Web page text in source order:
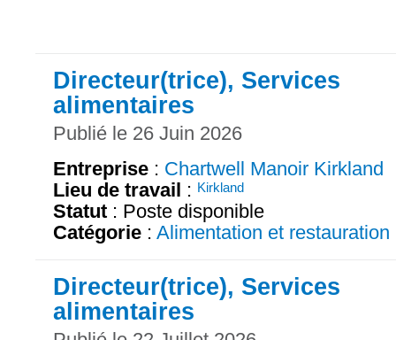
Directeur(trice), Services
alimentaires
Publié le 26 Juin 2026
Entreprise : Chartwell Manoir Kirkland
Lieu de travail : Kirkland
Statut : Poste disponible
Catégorie : Alimentation et restauration
Directeur(trice), Services
alimentaires